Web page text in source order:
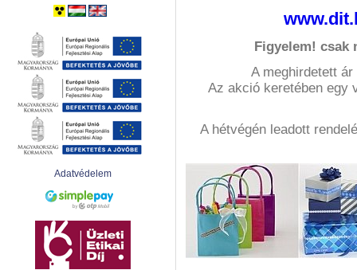
Adatvédelem
Figyelem! csak
A meghirdetett
Az akció keretében egy
A hétvégén leadott